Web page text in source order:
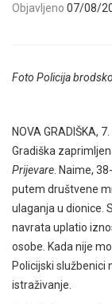
Objavljeno 07/08/
Foto Policija
NOVA GRADIŠKA,
Gradiška
Prijevare . Naime,
putem društvene
ulaganja u dionice.
navrata uplatio
osobe. Kada nije
Policijski službenici
istraživanje.